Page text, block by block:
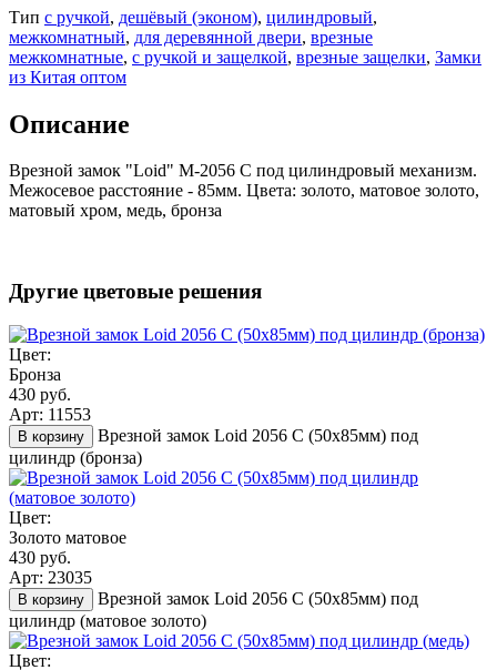
Тип с ручкой, дешёвый (эконом), цилиндровый,
межкомнатный, для деревянной двери, врезные
межкомнатные, с ручкой и защелкой, врезные защелки, Замки
из Китая оптом
Описание
Врезной замок "Loid" M-2056 C под цилиндровый механизм.
Межосевое расстояние - 85мм. Цвета: золото, матовое золото,
матовый хром, медь, бронза
Другие цветовые решения
Цвет:
Бронза
430 руб.
Арт: 11553
В корзину
Врезной замок Loid 2056 С (50х85мм) под
цилиндр (бронза)
Цвет:
Золото матовое
430 руб.
Арт: 23035
В корзину
Врезной замок Loid 2056 С (50х85мм) под
цилиндр (матовое золото)
Цвет: